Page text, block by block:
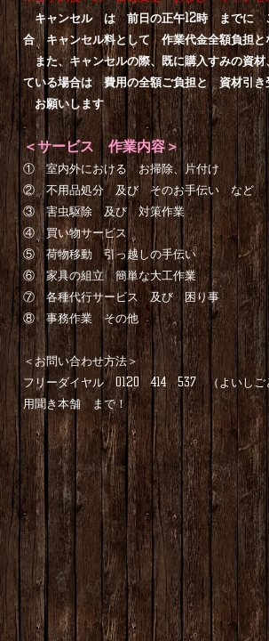
キャンセル は 前日の正午12時 までに
合 キャンセル料として 作業代金全額負担と
また、キャンセルの際、既に購入すみの資材
ている場合は 費用の全額ご負担と 資材引き
お願いします
＜サービス 作業内容＞
① 室内外における お掃除、片付け
② 不用品処分 及び そのお手伝い など
③ 害虫駆除 及び 対策作業
④ 買い物サービス
⑤ 荷物移動 引っ越しの手伝い
⑥ 家具の組立 簡単な大工作業
⑦ 各種代行サービス 及び 困り事
⑧ 事務作業 その他
＜お問い合わせ方法＞
フリーダイヤル 0120 414 537 （よいし
用聞き本舗 まで！